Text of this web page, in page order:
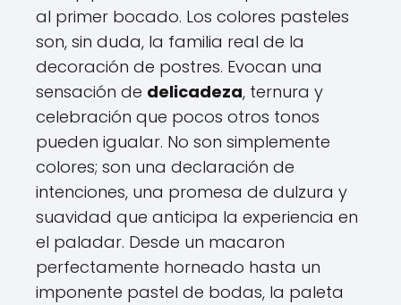
al primer bocado. Los colores pasteles
son, sin duda, la familia real de la
decoración de postres. Evocan una
sensación de delicadeza, ternura y
celebración que pocos otros tonos
pueden igualar. No son simplemente
colores; son una declaración de
intenciones, una promesa de dulzura y
suavidad que anticipa la experiencia en
el paladar. Desde un macaron
perfectamente horneado hasta un
imponente pastel de bodas, la paleta